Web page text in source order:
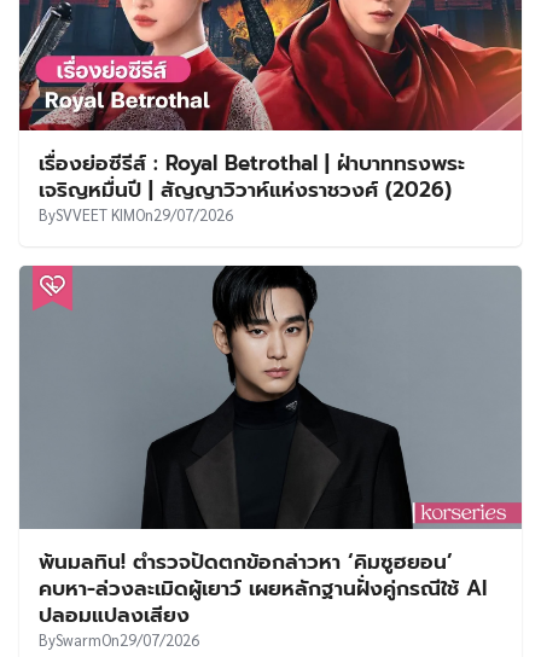
เรื่องย่อซีรีส์ : Royal Betrothal | ฝ่าบาททรงพระ
เจริญหมื่นปี | สัญญาวิวาห์แห่งราชวงศ์ (2026)
BySVVEET KIMOn29/07/2026
พ้นมลทิน! ตำรวจปัดตกข้อกล่าวหา ‘คิมซูฮยอน’
คบหา-ล่วงละเมิดผู้เยาว์ เผยหลักฐานฝั่งคู่กรณีใช้ AI
ปลอมแปลงเสียง
BySwarmOn29/07/2026